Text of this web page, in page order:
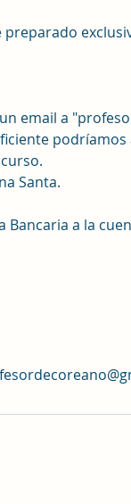
email a
Santa.
Bancaria a la